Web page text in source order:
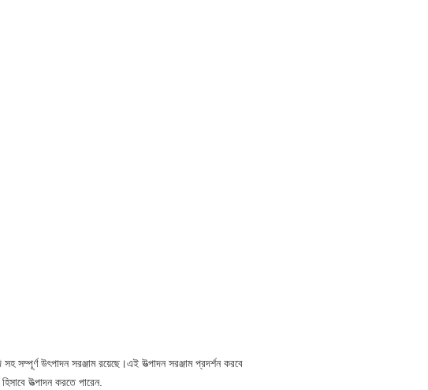
সম্পূর্ণ উৎপাদন সরঞ্জাম রয়েছে।এই উত্পাদন সরঞ্জাম প্রদর্শন করবে
উত্পাদন করতে পারেন.